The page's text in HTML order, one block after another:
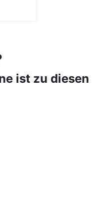
ist zu diesen